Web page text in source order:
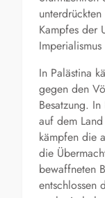
Kampfes der
In Palästina
gegen den
Besatzung.
auf dem
kämpfen die
die
bewaffneten
entschlossen